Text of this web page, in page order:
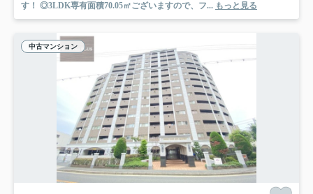
す！ ◎3LDK専有面積70.05㎡ございますので、フ... もっと見る
中古マンション